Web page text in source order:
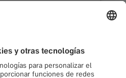
su
para
Maps!
Maps para incrustar